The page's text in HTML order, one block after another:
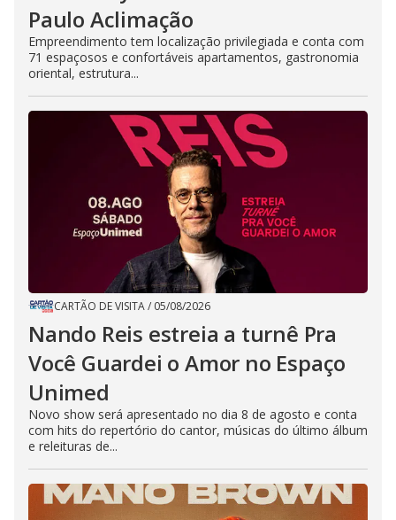
Paulo Aclimação
Empreendimento tem localização privilegiada e conta com
71 espaçosos e confortáveis apartamentos, gastronomia
oriental, estrutura...
CARTÃO DE VISITA/ 05/08/2026
Nando Reis estreia a turnê Pra
Você Guardei o Amor no Espaço
Unimed
Novo show será apresentado no dia 8 de agosto e conta
com hits do repertório do cantor, músicas do último álbum
e releituras de...